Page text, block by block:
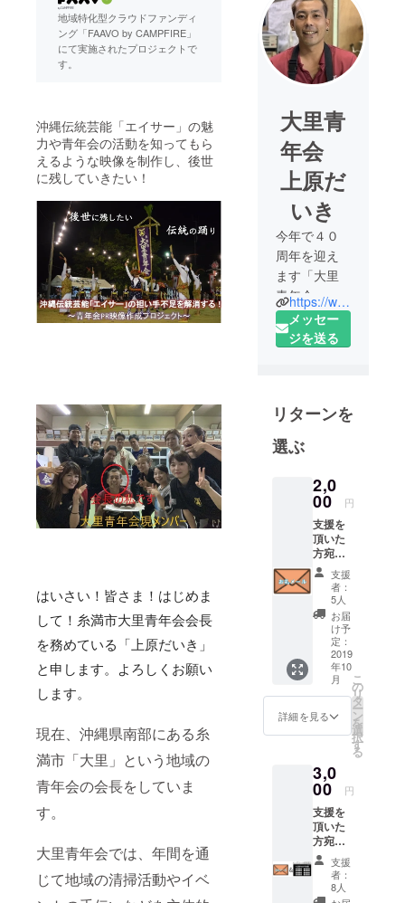
地域特化型クラウドファンディ
ング「FAAVO by CAMPFIRE」
にて実施されたプロジェクトで
す。
沖縄伝統芸能「エイサー」の魅
力や青年会の活動を知ってもら
えるような映像を制作し、後世
に残していきたい！
はいさい！皆さま！はじめま
して！ 糸満市大里青年会会長
を務めている「上原だいき」
と申します。よろしくお願い
します。
現在、沖縄県南部にある糸
満市 「大里 」 という地域の
青年会の会長をしていま
す。
大里青年会では、 年間を通
じて地域の清掃活動やイベ
大里青
年会
上原だ
いき
今年で４０
周年を迎え
ます「大里
青年会」で
す。その青
年会会長を
申します。
糸満市字大
里を中心に
縄県で地域
活動や特に
沖縄伝統芸
能であるエ
イサーに力
を入れてお
り、エイ
サーを通し
青少年育成
に貢献して
おります。
本プロジェ
クトを通し
る飛躍を目
指し会員一
同行動しま
https://www.instagram.com/ozato_40/?hl=ja
メッセー
ジを送る
リターンを
選ぶ
2,0
00 円
支援を
頂いた
方宛に↓
演舞時
の写真
を添付
してお
礼メー
支援
者：
5人
お届
け予
定：
2019
年10
月
詳細を見る
こ
の
リ
タ
ー
ン
を
選
択
す
る
3,0
00 円
支援を
頂いた
方宛に↓
演舞時
の写真
を添付
してお
支援
者：
8人